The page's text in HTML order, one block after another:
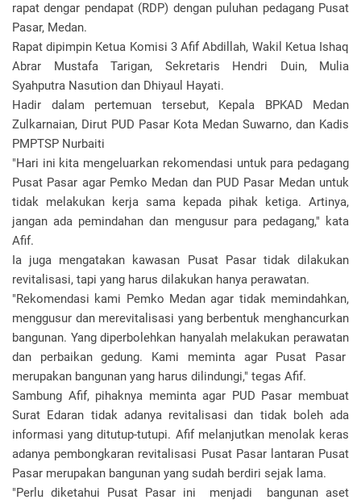
rapat dengar pendapat (RDP) dengan puluhan pedagang Pusat
Pasar, Medan.
Rapat dipimpin Ketua Komisi 3 Afif Abdillah, Wakil Ketua Ishaq
Abrar Mustafa Tarigan, Sekretaris Hendri Duin, Mulia
Syahputra Nasution dan Dhiyaul Hayati.
Hadir dalam pertemuan tersebut, Kepala BPKAD Medan
Zulkarnaian, Dirut PUD Pasar Kota Medan Suwarno, dan Kadis
PMPTSP Nurbaiti
"Hari ini kita mengeluarkan rekomendasi untuk para pedagang
Pusat Pasar agar Pemko Medan dan PUD Pasar Medan untuk
tidak melakukan kerja sama kepada pihak ketiga. Artinya,
jangan ada pemindahan dan mengusur para pedagang," kata
Afif.
Ia juga mengatakan kawasan Pusat Pasar tidak dilakukan
revitalisasi, tapi yang harus dilakukan hanya perawatan.
"Rekomendasi kami Pemko Medan agar tidak memindahkan,
menggusur dan merevitalisasi yang berbentuk menghancurkan
bangunan. Yang diperbolehkan hanyalah melakukan perawatan
dan perbaikan gedung. Kami meminta agar Pusat Pasar
merupakan bangunan yang harus dilindungi," tegas Afif.
Sambung Afif, pihaknya meminta agar PUD Pasar membuat
Surat Edaran tidak adanya revitalisasi dan tidak boleh ada
informasi yang ditutup-tutupi. Afif melanjutkan menolak keras
adanya pembongkaran revitalisasi Pusat Pasar lantaran Pusat
Pasar merupakan bangunan yang sudah berdiri sejak lama.
"Perlu diketahui Pusat Pasar ini menjadi bangunan aset